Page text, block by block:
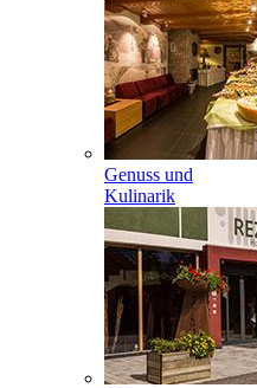
Genuss und
Kulinarik